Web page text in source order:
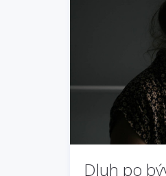
Dluh po